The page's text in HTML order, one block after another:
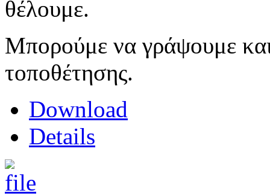
θέλουμε.
Μπορούμε να γράψουμε
τοποθέτησης.
Download
Details